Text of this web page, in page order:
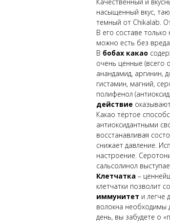
насыщенный вкус,
темный от Chikalab.
В его составе
можно есть без
В бобах какао
очень ценные (всего
анандамид, аргинин,
гистамин, магний,
полифенол
действие
Какао тёртое
антиоксидантными
восстанавливая
снижает давление.
настроение.
сальсолинол
Клетчатка –
клетчатки позволит
иммунитет и легче
волокна необходимы
день, вы забудете о